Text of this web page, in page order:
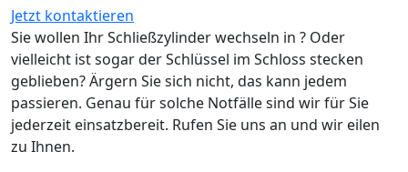
Jetzt kontaktieren
Sie wollen Ihr Schließzylinder wechseln in ? Oder
vielleicht ist sogar der Schlüssel im Schloss stecken
geblieben? Ärgern Sie sich nicht, das kann jedem
passieren. Genau für solche Notfälle sind wir für Sie
jederzeit einsatzbereit. Rufen Sie uns an und wir eilen
zu Ihnen.